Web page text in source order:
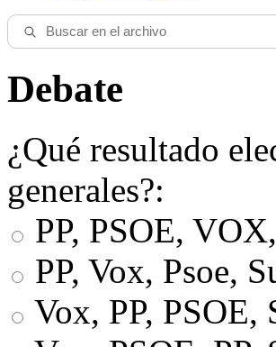
Debate
¿Qué resultado
generales?:
PP, PSOE,
PP, Vox, Psoe,
Vox, PP, PSOE,